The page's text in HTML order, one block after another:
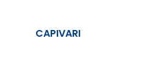
CAPIVARI